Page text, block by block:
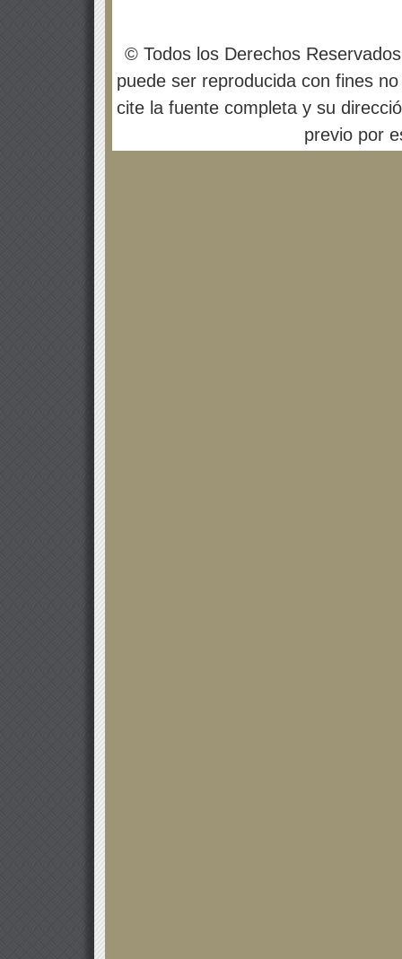
© Todos los Derechos
puede ser reproducida con fines
cite la fuente completa y su
previo por